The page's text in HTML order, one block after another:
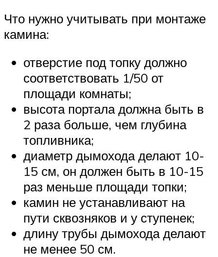
Что нужно учитывать при монтаже
камина:
отверстие под топку должно
соответствовать 1/50 от
площади комнаты;
высота портала должна быть в
2 раза больше, чем глубина
топливника;
диаметр дымохода делают 10-
15 см, он должен быть в 10-15
раз меньше площади топки;
камин не устанавливают на
пути сквозняков и у ступенек;
длину трубы дымохода делают
не менее 50 см.